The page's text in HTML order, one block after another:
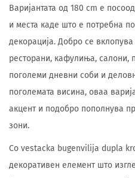
Варијантата од 180 cm е
и места каде што е потребна
декорација. Добро се
ресторани, кафулиња, салони,
поголеми дневни соби и
поголемата висина, оваа
акцент и подобро пополнува
зони.
Со vestacka bugenvilija dupla
декоративен елемент што